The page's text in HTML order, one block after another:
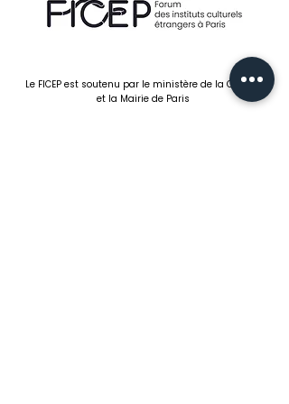
Le FICEP est soutenu par le ministère de la Culture
et la Mairie de Paris